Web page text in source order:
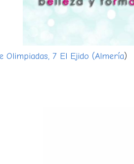
Olimpiadas, 7 El Ejido (Almería)